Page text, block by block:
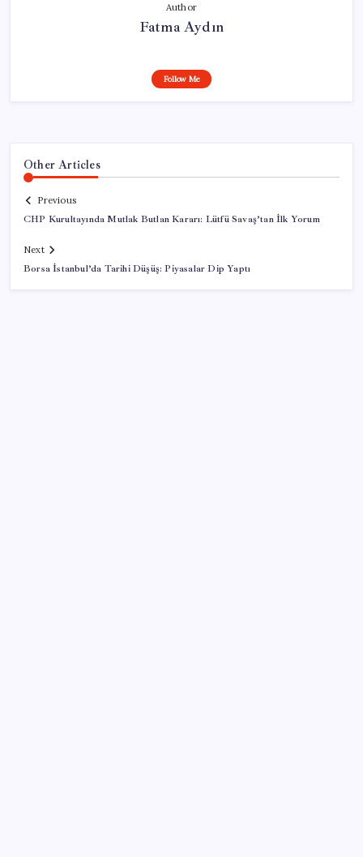
Author
Fatma Aydın
Follow Me
Other Articles
Previous
CHP Kurultayında Mutlak Butlan Kararı: Lütfü Savaş’tan İlk Yorum
Next
Borsa İstanbul’da Tarihi Düşüş: Piyasalar Dip Yaptı